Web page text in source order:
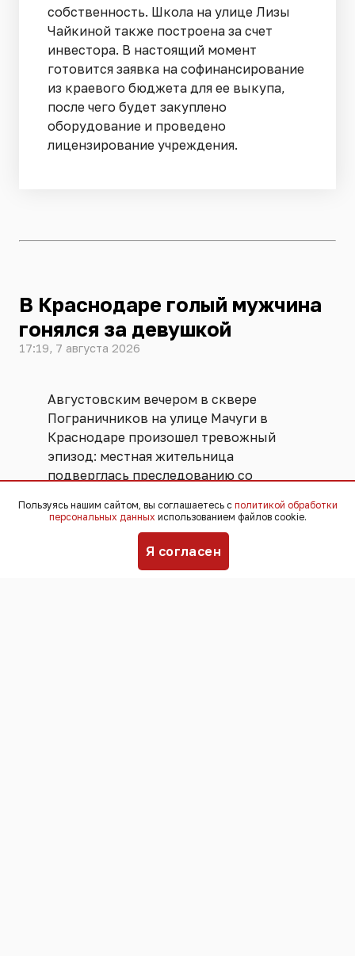
собственность. Школа на улице Лизы
Чайкиной также построена за счет
инвестора. В настоящий момент
готовится заявка на софинансирование
из краевого бюджета для ее выкупа,
после чего будет закуплено
оборудование и проведено
лицензирование учреждения.
В Краснодаре голый мужчина
гонялся за девушкой
17:19, 7 августа 2026
Августовским вечером в сквере
Пограничников на улице Мачуги в
Краснодаре произошел тревожный
эпизод: местная жительница
подверглась преследованию со
мужчины.
Девушка ожидала такси в темное время
суток и заметила сидящего на скамейке
Пользуясь нашим сайтом, вы соглашаетесь с политикой обработки
персональных данных использованием файлов cookie.
Я согласен